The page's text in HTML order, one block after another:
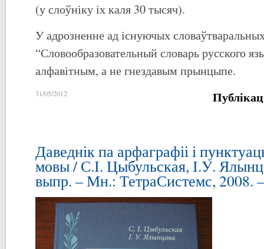
(у слоўніку іх каля 30 тысяч).
У адрозненне ад існуючых
“Словообразовательный словарь русского
алфавітным, а не гнездавым прынцыпе.
31/05/2012
Даведнік па арфаграфіі і
мовы / С.І. Цыбульская, І.У.
выпр. – Мн.: ТетраСистемс, 2008.